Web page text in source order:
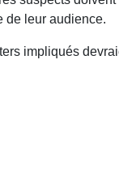
de leur audience.
impliqués